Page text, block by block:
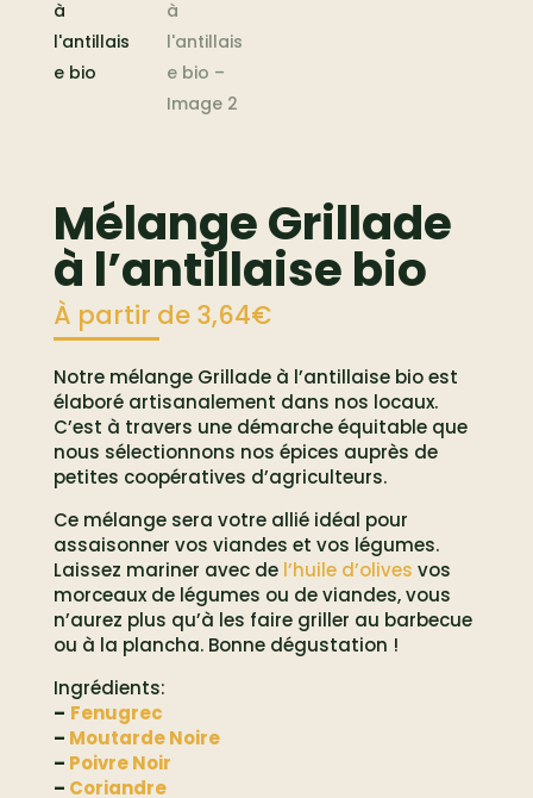
Mélange Grillade
à l’antillaise bio
À partir de 3,64€
Notre mélange Grillade à l’antillaise bio est
élaboré artisanalement dans nos locaux.
C’est à travers une démarche équitable que
nous sélectionnons nos épices auprès de
petites coopératives d’agriculteurs.
Ce mélange sera votre allié idéal pour
assaisonner vos viandes et vos légumes.
Laissez mariner avec de l’huile d’olives vos
morceaux de légumes ou de viandes, vous
n’aurez plus qu’à les faire griller au barbecue
ou à la plancha. Bonne dégustation !
Ingrédients:
– Fenugrec
– Moutarde Noire
– Poivre Noir
– Coriandre